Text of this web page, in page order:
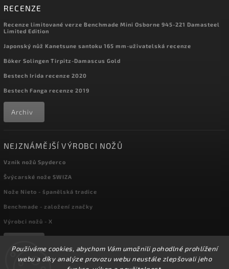
Používáme cookies, abychom Vám umožnili pohodlné prohlížení
webu a díky analýze provozu webu neustále zlepšovali jeho
RECENZE
Recenze limitované verze Benchmade Mini Osborne 945-221 Damasteel
Limited Edition
Japonský nůž Kanetsune santoku 165 mm-uživatelská recenze
Böker Solingen Tirpitz-Damascus Gold
Bestech Irida recenze 2020
Bestech Fanga recenze 2019
Archiv
NEJZNÁMĚJŠÍ VÝROBCI NOŽŮ
Vznik nožů Spyderco
Švýcarské nože SWIZA
Nože Nieto - španělská tradice
Benchmade - založení značky
Výrobci nožů - X